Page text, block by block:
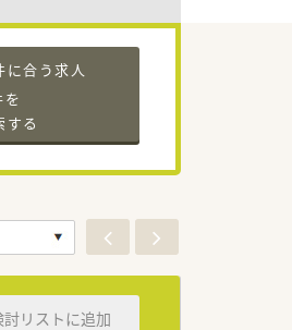
に合う求人
を
する
討リストに追加